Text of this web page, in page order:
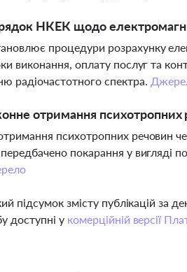
НКЕК щодо
процедури розрахунку
виконання, оплату послуг та
радіочастотного спектра.
отримання психотропних
психотропних речовин
покарання у вигляді
підсумок змісту публікацій за
доступні у комерційній версії